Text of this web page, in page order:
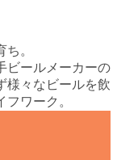
。
ビールメーカーの
様々なビールを飲
ワーク。